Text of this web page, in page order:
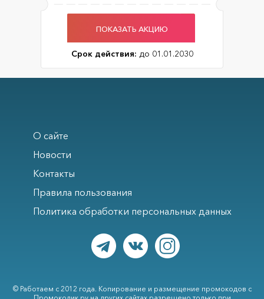
ПОКАЗАТЬ АКЦИЮ
Срок действия: до 01.01.2030
О сайте
Новости
Контакты
Правила пользования
Политика обработки персональных данных
© Работаем с 2012 года. Копирование и размещение промокодов с